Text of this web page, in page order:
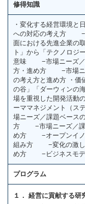
修得知識
・変化する経営環境と
への対応の考え方 −
面における先進企業
ト」から「テクノロジ
意味 −市場ニーズ／
方・進め方 −市場ニ
の考え方と進め方 ・
の谷」「ダーウィン
場を重視した開発活
ーママネジメント（
場ニーズ／課題ベース
方 −市場ニーズ／課
め方 −オープンイノ
組み方 −変化の激し
め方 −ビジネスモデ
プログラム
１． 経営に貢献する研